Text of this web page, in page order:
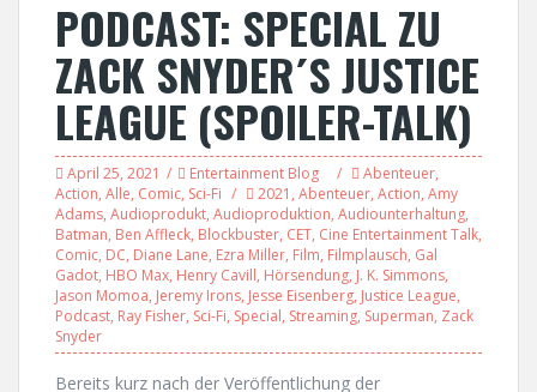
PODCAST: SPECIAL ZU
ZACK SNYDER´S JUSTICE
LEAGUE (SPOILER-TALK)
April 25, 2021 Entertainment Blog Abenteuer,
Action, Alle, Comic, Sci-Fi 2021 , Abenteuer, Action, Amy
Adams, Audioprodukt, Audioproduktion, Audiounterhaltung,
Batman, Ben Affleck, Blockbuster, CET, Cine Entertainment Talk,
Comic, DC, Diane Lane, Ezra Miller, Film, Filmplausch, Gal
Gadot, HBO Max, Henry Cavill, Hörsendung, J. K. Simmons,
Jason Momoa, Jeremy Irons, Jesse Eisenberg, Justice League,
Podcast, Ray Fisher, Sci-Fi, Special, Streaming, Superman, Zack
Snyder
Bereits kurz nach der Veröffentlichung der